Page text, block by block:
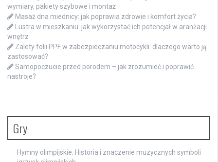
wymiary, pakiety szybowe i montaż
Masaż dna miednicy: jak poprawia zdrowie i komfort życia?
Lustra w mieszkaniu: jak wykorzystać ich potencjał w aranżacji
wnętrz
Zalety folii PPF w zabezpieczaniu motocykli: dlaczego warto ją
zastosować?
Samopoczucie przed porodem – jak zrozumieć i poprawić
nastroje?
Gry
Hymny olimpijskie: Historia i znaczenie muzycznych symboli